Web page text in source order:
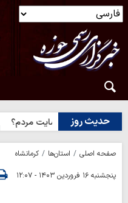
حدیث روز
خدا یا رضایت مردم؟
صفحه اصلی استان‌ها
کرمانشاه
پنجشنبه ۱۶ فروردین ۱۴۰۳ - ۱۲:۰۷